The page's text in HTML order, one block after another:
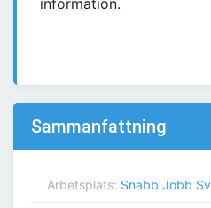
information.
Sammanfattning
Arbetsplats: Snabb Jobb